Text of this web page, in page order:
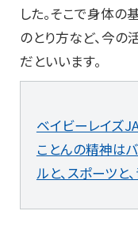
した。そこで身体の
のとり方など、今
だといいます。
ベイビーレイズ
ことんの精神は
ルと、スポーツと